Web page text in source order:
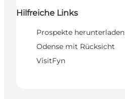
Hilfreiche Links
Prospekte herunterladen
Odense mit Rücksicht
VisitFyn